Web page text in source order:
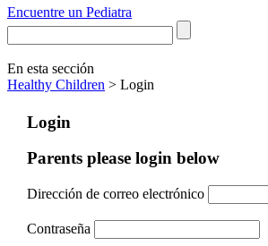
Encuentre un Pediatra
En esta sección
Healthy Children > Login
Login
Parents please login below
Dirección de correo electrónico
Contraseña